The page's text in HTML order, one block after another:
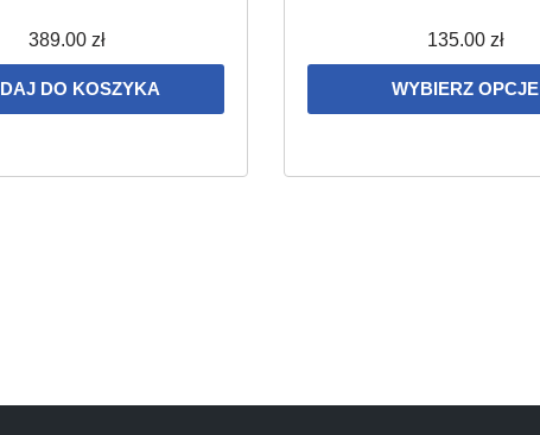
389.00 zł
DO KOSZYKA
135.00 zł
WYBIERZ OPCJE